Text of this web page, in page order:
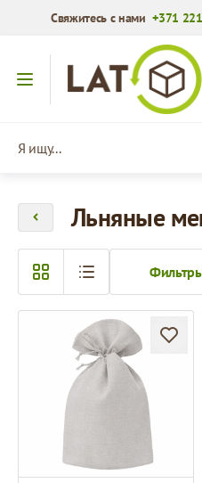
Свяжитесь с нами+371
Перейти к содержимому
Льняные